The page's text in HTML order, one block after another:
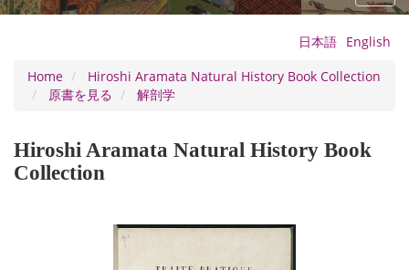
日本語 English
Home
Hiroshi Aramata Natural History Book Collection
原書を見る
解剖学
Hiroshi Aramata Natural History Book
Collection